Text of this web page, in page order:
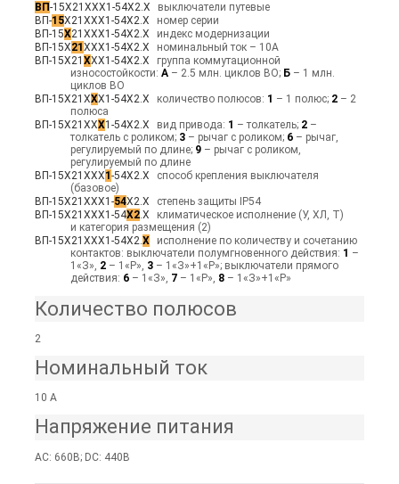
ВП-15Х21ХХХ1-54Х2.Х
выключатели путевые
ВП-15Х21ХХХ1-54Х2.Х
номер серии
ВП-15Х21ХХХ1-54Х2.Х
индекс модернизации
ВП-15Х21 ХХХ1-54Х2.Х
номинальный ток – 10А
ВП-15Х21 ХХХ1-54Х2.Х
группа коммутационной
износостойкости: А – 2.5 млн. циклов ВО; Б – 1 млн.
циклов ВО
ВП-15Х21ХХХ1-54Х2.Х количество полюсов: 1 – 1 полюс; 2 – 2
полюса
ВП-15Х21ХХХ1-54Х2.Х вид привода: 1 – толкатель; 2 –
толкатель с роликом; 3 – рычаг с роликом; 6 – рычаг,
регулируемый по длине; 9 – рычаг с роликом,
регулируемый по длине
ВП-15Х21ХХХ1 -54Х2.Х
способ крепления выключателя
(базовое)
ВП-15Х21ХХХ1-54Х2.Х
степень защиты IP54
ВП-15Х21ХХХ1-54Х2.Х
климатическое исполнение (У, ХЛ, Т)
и категория размещения (2)
ВП-15Х21ХХХ1-54Х2.Х
исполнение по количеству и сочетанию
контактов: выключатели полумгновенного действия: 1 –
1«З», 2 – 1«Р», 3 – 1«З»+1«Р»; выключатели прямого
действия: 6 – 1«З», 7 – 1«Р», 8 – 1«З»+1«Р»
Количество полюсов
2
Номинальный ток
10 А
Напряжение питания
AC: 660В; DC: 440В